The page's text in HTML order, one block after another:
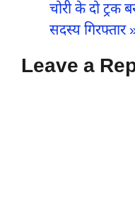
चोरी के दो ट्रक
सदस्य गिरफ्तार
Leave a